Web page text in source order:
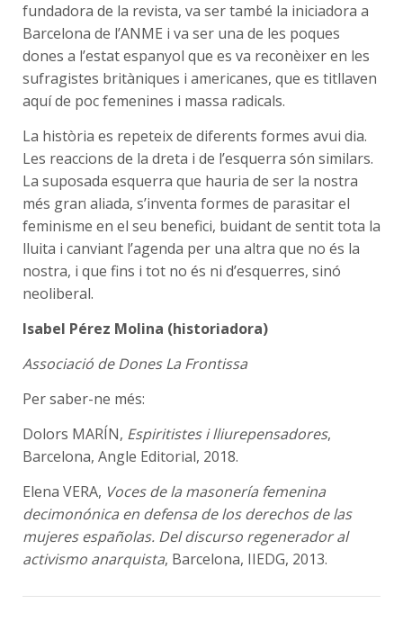
fundadora de la revista, va ser també la iniciadora a
Barcelona de l’ANME i va ser una de les poques
dones a l’estat espanyol que es va reconèixer en les
sufragistes britàniques i americanes, que es titllaven
aquí de poc femenines i massa radicals.
La història es repeteix de diferents formes avui dia.
Les reaccions de la dreta i de l’esquerra són similars.
La suposada esquerra que hauria de ser la nostra
més gran aliada, s’inventa formes de parasitar el
feminisme en el seu benefici, buidant de sentit tota la
lluita i canviant l’agenda per una altra que no és la
nostra, i que fins i tot no és ni d’esquerres, sinó
neoliberal.
Isabel Pérez Molina (historiadora)
Associació de Dones La Frontissa
Per saber-ne més:
Dolors MARÍN, Espiritistes i lliurepensadores,
Barcelona, Angle Editorial, 2018.
Elena VERA, Voces de la masonería femenina
decimonónica en defensa de los derechos de las
mujeres españolas. Del discurso regenerador al
activismo anarquista, Barcelona, IIEDG, 2013.